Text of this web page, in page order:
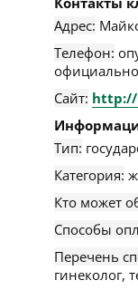
Адрес:
Телефон:
Сайт: http://
Тип:
Категория:
Кто может
Способы
Перечень
гинеколог,